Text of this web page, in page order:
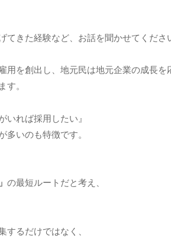
きた経験など、お話を聞かせてくださ
用を創出し、地元民は地元企業の成長を
す。
いれば採用したい』
多いのも特徴です。
の最短ルートだと考え、
するだけではなく、